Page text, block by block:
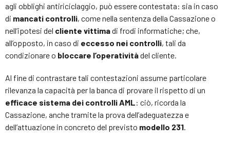
agli obblighi antiriciclaggio, può essere contestata: sia in caso
di mancati controlli, come nella sentenza della Cassazione o
nell’ipotesi del cliente vittimadi frodi informatiche; che,
all’opposto, in caso di eccesso nei controlli, tali da
condizionare o bloccare l’operativitàdel cliente.
Al fine di contrastare tali contestazioni assume particolare
rilevanza la capacità per la banca di provare il rispetto di un
efficace sistema dei controlli AML: ciò, ricorda la
Cassazione, anche tramite la prova dell’adeguatezza e
dell’attuazione in concreto del previsto modello 231.